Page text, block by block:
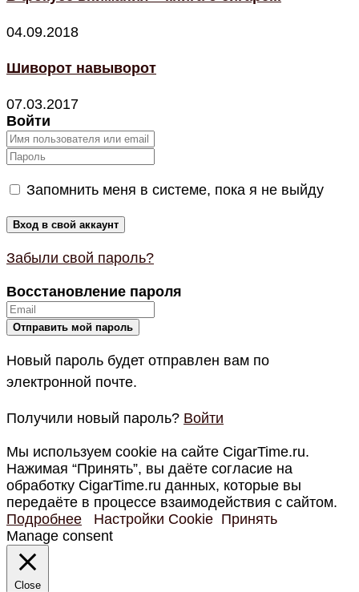
04.09.2018
Шиворот навыворот
07.03.2017
Войти
Запомнить меня в системе, пока я не выйду
Забыли свой пароль?
Восстановление пароля
Новый пароль будет отправлен вам по
электронной почте.
Получили новый пароль? Войти
Мы используем cookie на сайте CigarTime.ru.
Нажимая “Принять”, вы даёте согласие на
обработку CigarTime.ru данных, которые вы
передаёте в процессе взаимодействия с сайтом.
Подробнее
Настройки Cookie Принять
Manage consent
Close